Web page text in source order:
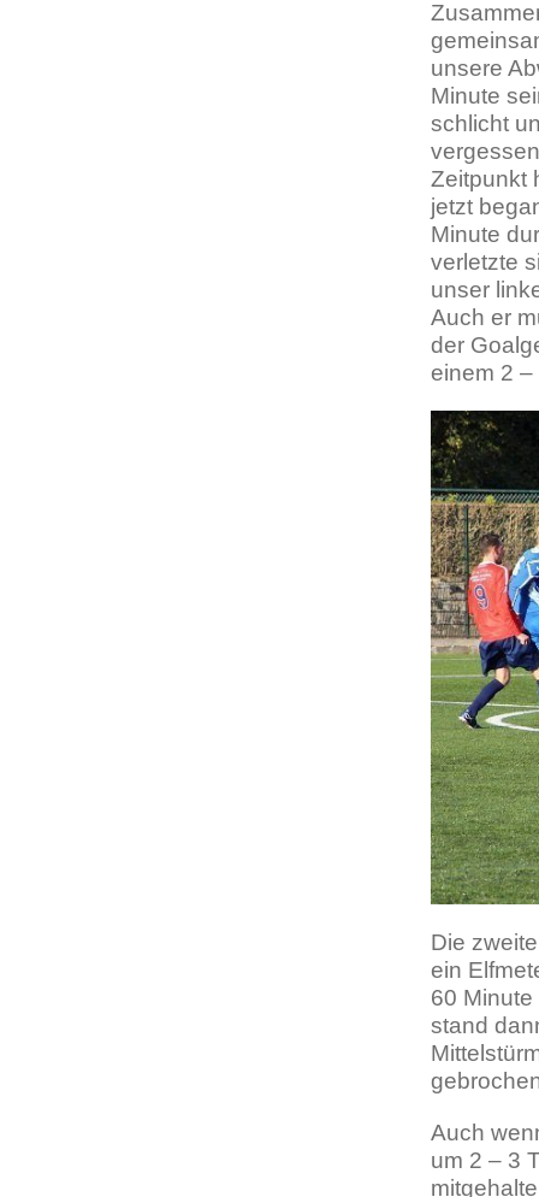
unsere
Minute
schlicht
Zeitpunkt
jetzt
Minute
verletzte
unser
Auch er
der
einem 2
Die
ein
60
stand
Auch
um 2 – 3